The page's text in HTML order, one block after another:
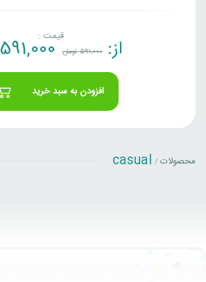
قیمت : از:591,000تومان 591,000
افزودن به سبد خرید
محصولات /
casual